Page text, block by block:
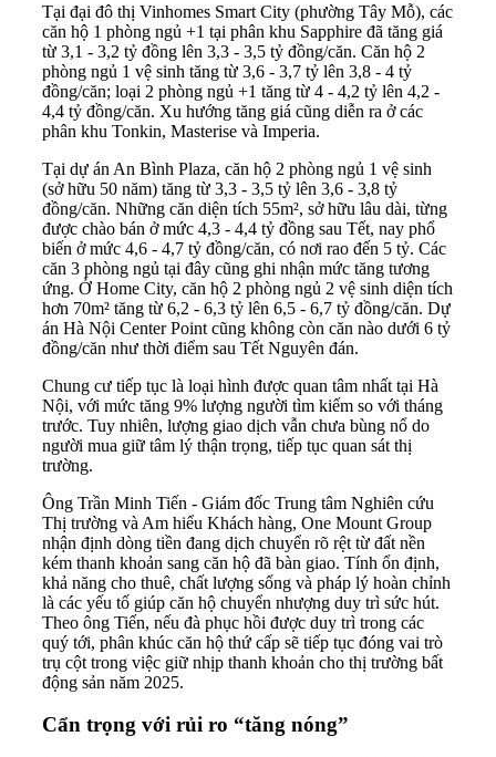
Tại đại đô thị Vinhomes Smart City (phường Tây Mỗ), các
căn hộ 1 phòng ngủ +1 tại phân khu Sapphire đã tăng giá
từ 3,1 - 3,2 tỷ đồng lên 3,3 - 3,5 tỷ đồng/căn. Căn hộ 2
phòng ngủ 1 vệ sinh tăng từ 3,6 - 3,7 tỷ lên 3,8 - 4 tỷ
đồng/căn; loại 2 phòng ngủ +1 tăng từ 4 - 4,2 tỷ lên 4,2 -
4,4 tỷ đồng/căn. Xu hướng tăng giá cũng diễn ra ở các
phân khu Tonkin, Masterise và Imperia.
Tại dự án An Bình Plaza, căn hộ 2 phòng ngủ 1 vệ sinh
(sở hữu 50 năm) tăng từ 3,3 - 3,5 tỷ lên 3,6 - 3,8 tỷ
đồng/căn. Những căn diện tích 55m², sở hữu lâu dài, từng
được chào bán ở mức 4,3 - 4,4 tỷ đồng sau Tết, nay phổ
biến ở mức 4,6 - 4,7 tỷ đồng/căn, có nơi rao đến 5 tỷ. Các
căn 3 phòng ngủ tại đây cũng ghi nhận mức tăng tương
ứng. Ở Home City, căn hộ 2 phòng ngủ 2 vệ sinh diện tích
hơn 70m² tăng từ 6,2 - 6,3 tỷ lên 6,5 - 6,7 tỷ đồng/căn. Dự
án Hà Nội Center Point cũng không còn căn nào dưới 6 tỷ
đồng/căn như thời điểm sau Tết Nguyên đán.
Chung cư tiếp tục là loại hình được quan tâm nhất tại Hà
Nội, với mức tăng 9% lượng người tìm kiếm so với tháng
trước. Tuy nhiên, lượng giao dịch vẫn chưa bùng nổ do
người mua giữ tâm lý thận trọng, tiếp tục quan sát thị
trường.
Ông Trần Minh Tiến - Giám đốc Trung tâm Nghiên cứu
Thị trường và Am hiểu Khách hàng, One Mount Group
nhận định dòng tiền đang dịch chuyển rõ rệt từ đất nền
kém thanh khoản sang căn hộ đã bàn giao. Tính ổn định,
khả năng cho thuê, chất lượng sống và pháp lý hoàn chỉnh
là các yếu tố giúp căn hộ chuyển nhượng duy trì sức hút.
Theo ông Tiến, nếu đà phục hồi được duy trì trong các
quý tới, phân khúc căn hộ thứ cấp sẽ tiếp tục đóng vai trò
trụ cột trong việc giữ nhịp thanh khoản cho thị trường bất
động sản năm 2025.
Cẩn trọng với rủi ro “tăng nóng”